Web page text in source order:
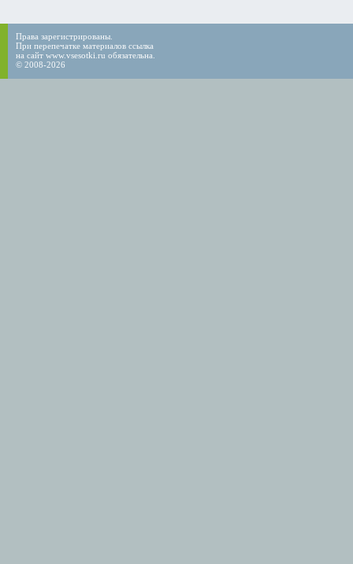
Права зарегистрированы.
При перепечатке материалов ссылка
на сайт www.vsesotki.ru обязательна.
© 2008-2026